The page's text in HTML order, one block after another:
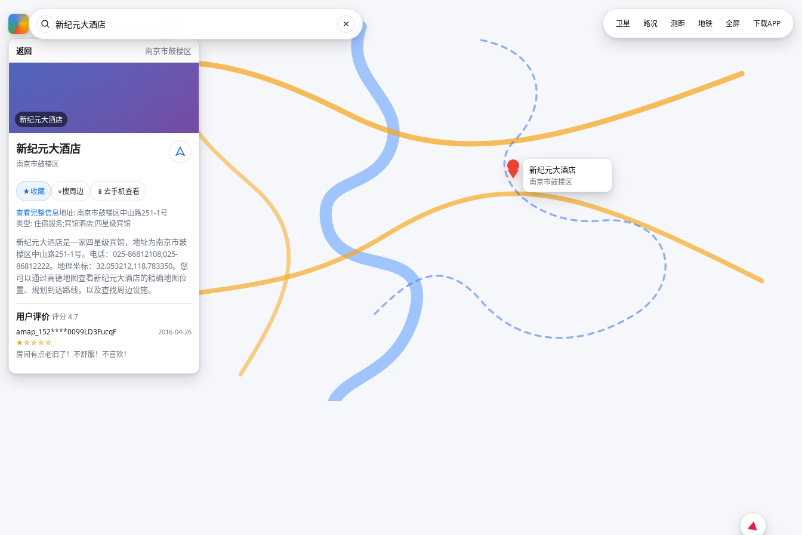
返回 南京市鼓楼区
新纪元大酒店
新纪元大酒店
南京市鼓楼区
★收藏 ⌖搜周边 📱 去手机查看
查看完整信息地址: 南京市鼓楼区中山路251-1号
类型: 住宿服务;宾馆酒店;四星级宾馆
新纪元大酒店是一家四星级宾馆，地址为南京市鼓
楼区中山路251-1号。电话：025-86812108;025-
86812222。地理坐标：32.053212,118.783350。您
可以通过高德地图查看新纪元大酒店的精确地图位
置、规划到达路线，以及查找周边设施。
用户评价评分 4.7
amap_152****0099LD3FucqF
2016-04-26
★☆☆☆☆
房间有点老旧了！不舒服！不喜欢！
新纪元大酒店
南京市鼓楼区
卫星 路况 测距 地铁 全屏 下载APP